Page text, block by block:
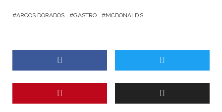
ARCOS DORADOS GASTRO MCDONALD’S